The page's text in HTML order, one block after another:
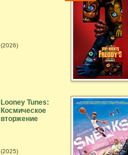
(2026)
Looney Tunes:
Космическое
вторжение
(2025)